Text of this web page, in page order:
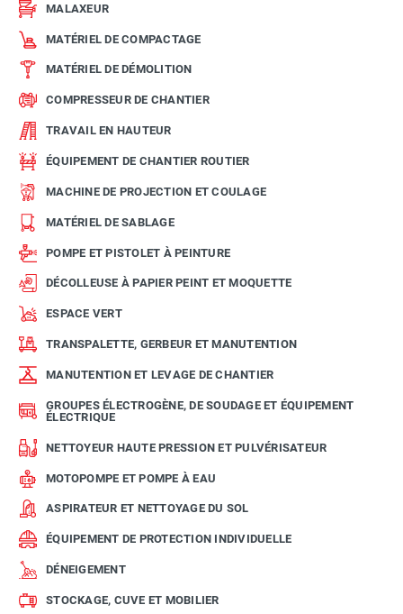
MALAXEUR
MATÉRIEL DE COMPACTAGE
MATÉRIEL DE DÉMOLITION
COMPRESSEUR DE CHANTIER
TRAVAIL EN HAUTEUR
ÉQUIPEMENT DE CHANTIER ROUTIER
MACHINE DE PROJECTION ET COULAGE
MATÉRIEL DE SABLAGE
POMPE ET PISTOLET À PEINTURE
DÉCOLLEUSE À PAPIER PEINT ET MOQUETTE
ESPACE VERT
TRANSPALETTE, GERBEUR ET MANUTENTION
MANUTENTION ET LEVAGE DE CHANTIER
GROUPES ÉLECTROGÈNE, DE SOUDAGE ET ÉQUIPEMENT
ÉLECTRIQUE
NETTOYEUR HAUTE PRESSION ET PULVÉRISATEUR
MOTOPOMPE ET POMPE À EAU
ASPIRATEUR ET NETTOYAGE DU SOL
ÉQUIPEMENT DE PROTECTION INDIVIDUELLE
DÉNEIGEMENT
STOCKAGE, CUVE ET MOBILIER